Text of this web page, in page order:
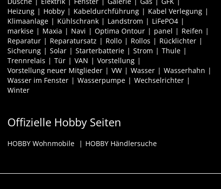
Heizung
Hobby Kabeldurchführung
Kabel Verlegung
Klimaanlage
Kühlschrank Landstrom
LiFePO4
markise
Maxia Navi Optima Ontour panel
Reifen
Reparatur
Reparatursatz Rollo Rollos
Rücklichter
Sicherung
Solar Starterbatterie Strom
Thule
Trennrelais
Tür VAN
Vorstellung
Vorstellung neuer Mitglieder
VW Wasser
Wasserhahn
Wasser im Fenster
Wasserpumpe
Wechselrichter
Winter
Offizielle Hobby Seiten
HOBBY Wohnmobile HOBBY Händlersuche